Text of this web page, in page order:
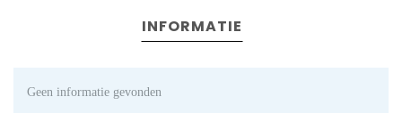
INFORMATIE
Geen informatie gevonden